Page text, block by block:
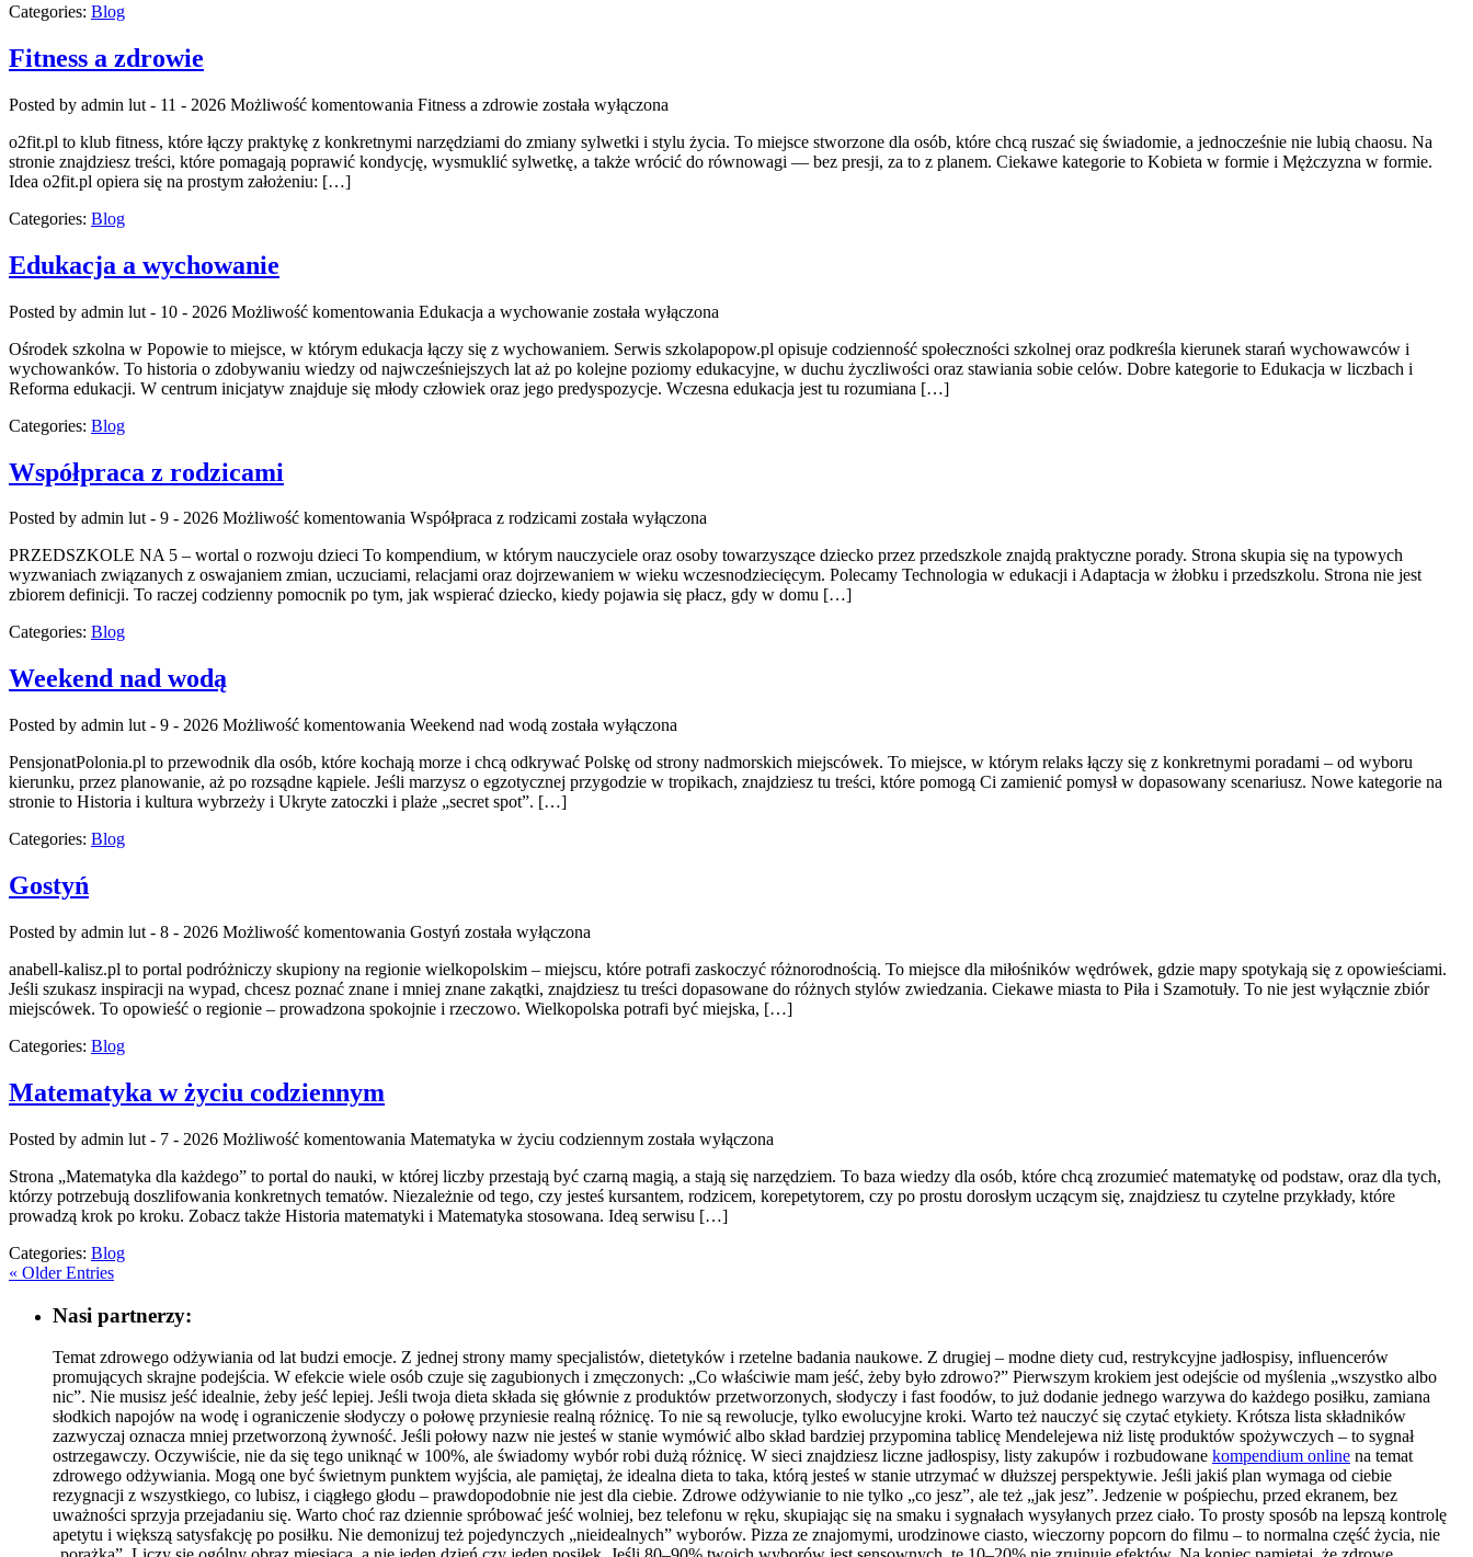
Categories: Blog
Fitness a zdrowie
Posted by admin lut - 11 - 2026 Możliwość komentowania Fitness a zdrowie została wyłączona
o2fit.pl to klub fitness, które łączy praktykę z konkretnymi narzędziami do zmiany sylwetki i stylu życia. To miejsce stworzone dla osób, które chcą ruszać się świadomie, a jednocześnie nie lubią chaosu. Na
stronie znajdziesz treści, które pomagają poprawić kondycję, wysmuklić sylwetkę, a także wrócić do równowagi — bez presji, za to z planem. Ciekawe kategorie to Kobieta w formie i Mężczyzna w formie.
Idea o2fit.pl opiera się na prostym założeniu: […]
Categories: Blog
Edukacja a wychowanie
Posted by admin lut - 10 - 2026 Możliwość komentowania Edukacja a wychowanie została wyłączona
Ośrodek szkolna w Popowie to miejsce, w którym edukacja łączy się z wychowaniem. Serwis szkolapopow.pl opisuje codzienność społeczności szkolnej oraz podkreśla kierunek starań wychowawców i
wychowanków. To historia o zdobywaniu wiedzy od najwcześniejszych lat aż po kolejne poziomy edukacyjne, w duchu życzliwości oraz stawiania sobie celów. Dobre kategorie to Edukacja w liczbach i
Reforma edukacji. W centrum inicjatyw znajduje się młody człowiek oraz jego predyspozycje. Wczesna edukacja jest tu rozumiana […]
Categories: Blog
Współpraca z rodzicami
Posted by admin lut - 9 - 2026 Możliwość komentowania Współpraca z rodzicami została wyłączona
PRZEDSZKOLE NA 5 – wortal o rozwoju dzieci To kompendium, w którym nauczyciele oraz osoby towarzyszące dziecko przez przedszkole znajdą praktyczne porady. Strona skupia się na typowych
wyzwaniach związanych z oswajaniem zmian, uczuciami, relacjami oraz dojrzewaniem w wieku wczesnodziecięcym. Polecamy Technologia w edukacji i Adaptacja w żłobku i przedszkolu. Strona nie jest
zbiorem definicji. To raczej codzienny pomocnik po tym, jak wspierać dziecko, kiedy pojawia się płacz, gdy w domu […]
Categories: Blog
Weekend nad wodą
Posted by admin lut - 9 - 2026 Możliwość komentowania Weekend nad wodą została wyłączona
PensjonatPolonia.pl to przewodnik dla osób, które kochają morze i chcą odkrywać Polskę od strony nadmorskich miejscówek. To miejsce, w którym relaks łączy się z konkretnymi poradami – od wyboru
kierunku, przez planowanie, aż po rozsądne kąpiele. Jeśli marzysz o egzotycznej przygodzie w tropikach, znajdziesz tu treści, które pomogą Ci zamienić pomysł w dopasowany scenariusz. Nowe kategorie na
stronie to Historia i kultura wybrzeży i Ukryte zatoczki i plaże „secret spot”. […]
Categories: Blog
Gostyń
Posted by admin lut - 8 - 2026 Możliwość komentowania Gostyń została wyłączona
anabell-kalisz.pl to portal podróżniczy skupiony na regionie wielkopolskim – miejscu, które potrafi zaskoczyć różnorodnością. To miejsce dla miłośników wędrówek, gdzie mapy spotykają się z opowieściami.
Jeśli szukasz inspiracji na wypad, chcesz poznać znane i mniej znane zakątki, znajdziesz tu treści dopasowane do różnych stylów zwiedzania. Ciekawe miasta to Piła i Szamotuły. To nie jest wyłącznie zbiór
miejscówek. To opowieść o regionie – prowadzona spokojnie i rzeczowo. Wielkopolska potrafi być miejska, […]
Categories: Blog
Matematyka w życiu codziennym
Posted by admin lut - 7 - 2026 Możliwość komentowania Matematyka w życiu codziennym została wyłączona
Strona „Matematyka dla każdego” to portal do nauki, w której liczby przestają być czarną magią, a stają się narzędziem. To baza wiedzy dla osób, które chcą zrozumieć matematykę od podstaw, oraz dla tych,
którzy potrzebują doszlifowania konkretnych tematów. Niezależnie od tego, czy jesteś kursantem, rodzicem, korepetytorem, czy po prostu dorosłym uczącym się, znajdziesz tu czytelne przykłady, które
prowadzą krok po kroku. Zobacz także Historia matematyki i Matematyka stosowana. Ideą serwisu […]
Categories: Blog
« Older Entries
Nasi partnerzy:
Temat zdrowego odżywiania od lat budzi emocje. Z jednej strony mamy specjalistów, dietetyków i rzetelne badania naukowe. Z drugiej – modne diety cud, restrykcyjne jadłospisy, influencerów
promujących skrajne podejścia. W efekcie wiele osób czuje się zagubionych i zmęczonych: „Co właściwie mam jeść, żeby było zdrowo?” Pierwszym krokiem jest odejście od myślenia „wszystko albo
nic”. Nie musisz jeść idealnie, żeby jeść lepiej. Jeśli twoja dieta składa się głównie z produktów przetworzonych, słodyczy i fast foodów, to już dodanie jednego warzywa do każdego posiłku, zamiana
słodkich napojów na wodę i ograniczenie słodyczy o połowę przyniesie realną różnicę. To nie są rewolucje, tylko ewolucyjne kroki. Warto też nauczyć się czytać etykiety. Krótsza lista składników
zazwyczaj oznacza mniej przetworzoną żywność. Jeśli połowy nazw nie jesteś w stanie wymówić albo skład bardziej przypomina tablicę Mendelejewa niż listę produktów spożywczych – to sygnał
ostrzegawczy. Oczywiście, nie da się tego uniknąć w 100%, ale świadomy wybór robi dużą różnicę. W sieci znajdziesz liczne jadłospisy, listy zakupów i rozbudowane kompendium online na temat
zdrowego odżywiania. Mogą one być świetnym punktem wyjścia, ale pamiętaj, że idealna dieta to taka, którą jesteś w stanie utrzymać w dłuższej perspektywie. Jeśli jakiś plan wymaga od ciebie
rezygnacji z wszystkiego, co lubisz, i ciągłego głodu – prawdopodobnie nie jest dla ciebie. Zdrowe odżywianie to nie tylko „co jesz”, ale też „jak jesz”. Jedzenie w pośpiechu, przed ekranem, bez
uważności sprzyja przejadaniu się. Warto choć raz dziennie spróbować jeść wolniej, bez telefonu w ręku, skupiając się na smaku i sygnałach wysyłanych przez ciało. To prosty sposób na lepszą kontrolę
apetytu i większą satysfakcję po posiłku. Nie demonizuj też pojedynczych „nieidealnych” wyborów. Pizza ze znajomymi, urodzinowe ciasto, wieczorny popcorn do filmu – to normalna część życia, nie